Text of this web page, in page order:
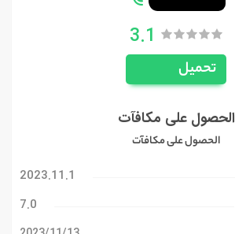
3.1
تحميل
الحصول على مكافآت
الحصول على مكافآت
2023.11.1
7.0